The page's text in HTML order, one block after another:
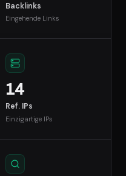
Backlinks
Eingehende Links
14
Ref. IPs
Einzigartige IPs